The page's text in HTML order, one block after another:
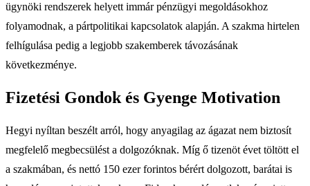
ügynöki rendszerek helyett immár pénzügyi megoldásokhoz
folyamodnak, a pártpolitikai kapcsolatok alapján. A szakma hirtelen
felhígulása pedig a legjobb szakemberek távozásának
következménye.
Fizetési Gondok és Gyenge Motivation
Hegyi nyíltan beszélt arról, hogy anyagilag az ágazat nem biztosít
megfelelő megbecsülést a dolgozóknak. Míg ő tizenöt évet töltött el
a szakmában, és nettó 150 ezer forintos bérért dolgozott, barátai is